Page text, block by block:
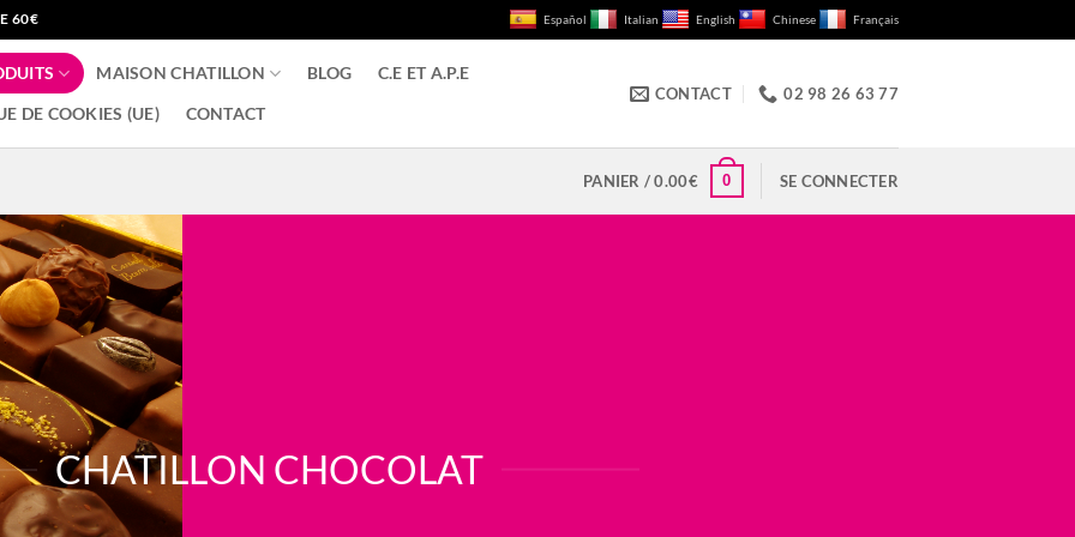
60€ Español Italian English Chinese Français
MAISON CHATILLON BLOG
C.E ET A.P.E
DE COOKIES (UE)
CONTACT
CONTACT 02 98 26 63 77
PANIER /0.00€ 0 SE CONNECTER
CHATILLON CHOCOLAT